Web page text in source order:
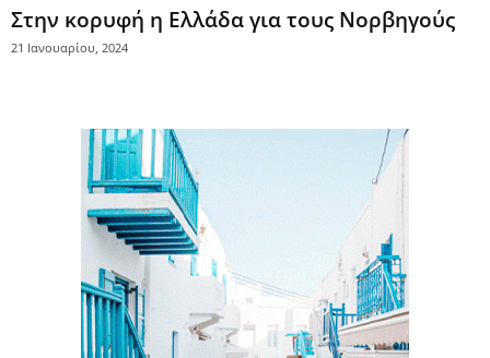
Στην κορυφή η Ελλάδα για τους Νορβηγούς
21 Ιανουαρίου, 2024